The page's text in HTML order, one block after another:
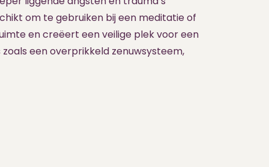
om te gebruiken bij een meditatie of
en creëert een veilige plek voor een
een overprikkeld zenuwsysteem,